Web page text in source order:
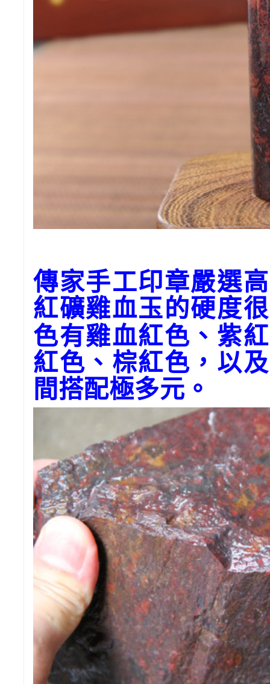
傳家手工印章嚴選
紅礦雞血玉的硬度
色有雞血紅色、紫
紅色、棕紅色，以
間搭配極多元。